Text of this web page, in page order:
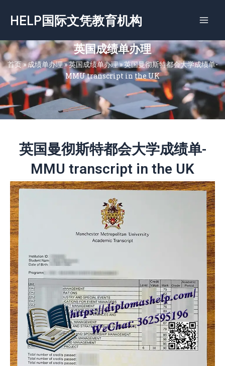
容
HELP国际文凭教育机构
英国成绩单办理
首页»成绩单办理»英国成绩单办理»英国曼彻斯特都会大学成绩单-
MMU transcript in the UK
英国曼彻斯特都会大学成绩单-
MMU transcript in the UK